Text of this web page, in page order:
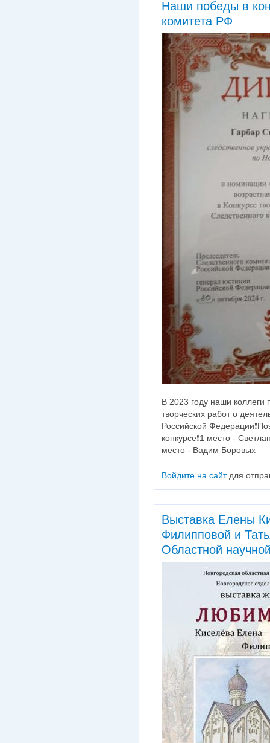
Наши победы в
комитета РФ
В 2023 году наши коллеги
творческих работ о
Российской
конкурсе❗1 место -
место - Вадим Боровых
Войдите на сайтдля
Выставка Елены
Филипповой и
Областной